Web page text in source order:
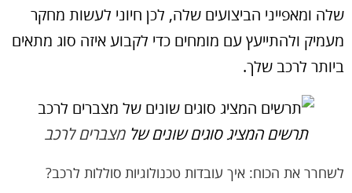
שלה ומאפייני הביצועים שלה, לכן חיוני לעשות מחקר
מעמיק ולהתייעץ עם מומחים כדי לקבוע איזה סוג מתאים
ביותר לרכב שלך.
תרשים המציג סוגים שונים שלמצברים לרכב
לשחרר את הכוח: איך עובדות טכנולוגיות סוללות לרכב?